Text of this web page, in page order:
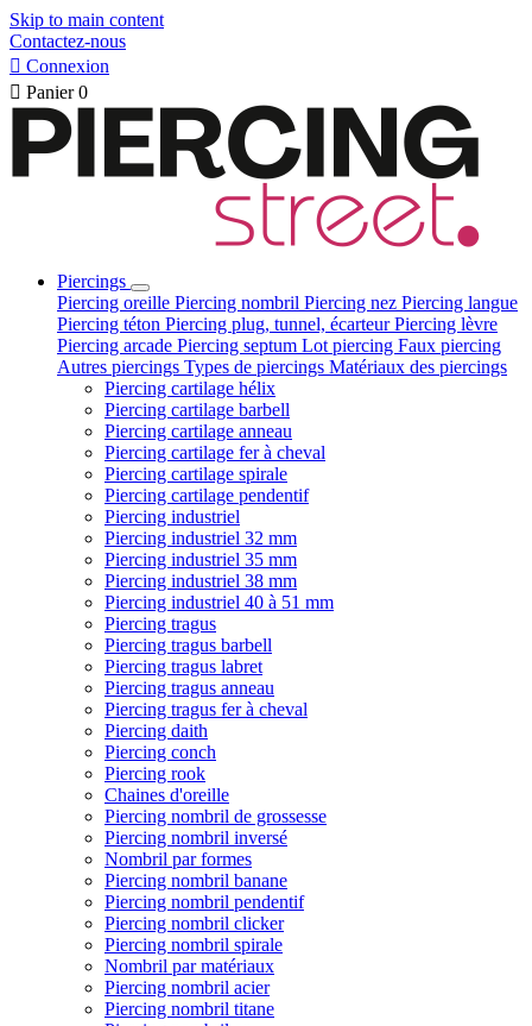
Skip to main content
Contactez-nous
 Connexion
 Panier 0
Piercings
Piercing oreille Piercing nombril Piercing nez Piercing langue
Piercing téton Piercing plug, tunnel, écarteurPiercing lèvre
Piercing arcade Piercing septum Lot piercing Faux piercing
Autres piercings Types de piercings Matériaux des piercings
Piercing cartilage hélix
Piercing cartilage barbell
Piercing cartilage anneau
Piercing cartilage fer à cheval
Piercing cartilage spirale
Piercing cartilage pendentif
Piercing industriel
Piercing industriel 32 mm
Piercing industriel 35 mm
Piercing industriel 38 mm
Piercing industriel 40 à 51 mm
Piercing tragus
Piercing tragus barbell
Piercing tragus labret
Piercing tragus anneau
Piercing tragus fer à cheval
Piercing daith
Piercing conch
Piercing rook
Chaines d'oreille
Piercing nombril de grossesse
Piercing nombril inversé
Nombril par formes
Piercing nombril banane
Piercing nombril pendentif
Piercing nombril clicker
Piercing nombril spirale
Nombril par matériaux
Piercing nombril acier
Piercing nombril titane